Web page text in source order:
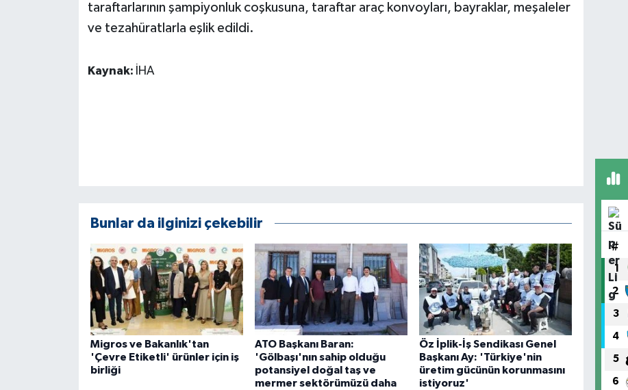
taraftarlarının şampiyonluk coşkusuna, taraftar araç konvoyları, bayraklar, meşaleler
ve tezahüratlarla eşlik edildi.
Kaynak: İHA
Bunlar da ilginizi çekebilir
Migros ve Bakanlık'tan
'Çevre Etiketli' ürünler için iş
birliği
ATO Başkanı Baran:
'Gölbaşı'nın sahip olduğu
potansiyel doğal taş ve
mermer sektörümüzü daha
Öz İplik-İş Sendikası Genel
Başkanı Ay: 'Türkiye'nin
üretim gücünün korunmasını
istiyoruz'
#
1
2
3
4
5
6
Jandarma
SPOR HABERLERİ
TEKNOLOJİ